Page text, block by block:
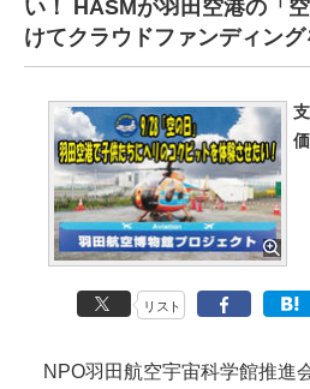
い！ HASMが羽田空港の「
けてクラウドファンディング
リスト
NPO羽田航空宇宙科学館推進